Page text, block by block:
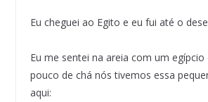
Eu cheguei ao Egito e eu fui até o
Eu me sentei na areia com um
pouco de chá nós tivemos essa
aqui: